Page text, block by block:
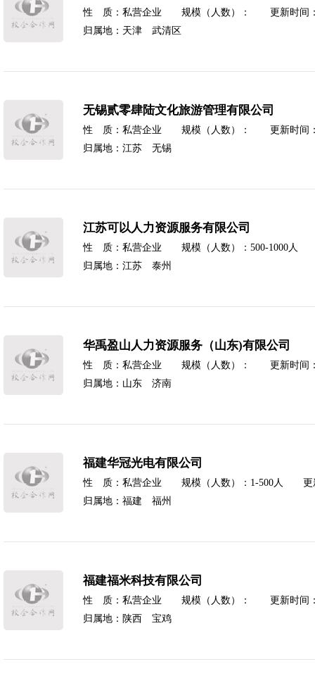
性 质：私营企业 规模（人数）： 更新时间：
归属地：天津 武清区
无锡贰零肆陆文化旅游管理有限公司
性 质：私营企业 规模（人数）： 更新时间：
归属地：江苏 无锡
江苏可以人力资源服务有限公司
性 质：私营企业 规模（人数）：500-1000人
归属地：江苏 泰州
华禹盈山人力资源服务（山东)有限公司
性 质：私营企业 规模（人数）： 更新时间：
归属地：山东 济南
福建华冠光电有限公司
性 质：私营企业 规模（人数）：1-500人 更
归属地：福建 福州
福建福米科技有限公司
性 质：私营企业 规模（人数）： 更新时间：
归属地：陕西 宝鸡